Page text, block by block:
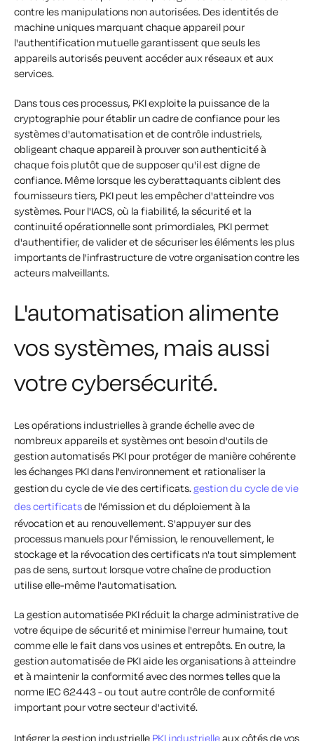
contre les manipulations non autorisées. Des identités de
machine uniques marquant chaque appareil pour
l'authentification mutuelle garantissent que seuls les
appareils autorisés peuvent accéder aux réseaux et aux
services.
Dans tous ces processus, PKI exploite la puissance de la
cryptographie pour établir un cadre de confiance pour les
systèmes d'automatisation et de contrôle industriels,
obligeant chaque appareil à prouver son authenticité à
chaque fois plutôt que de supposer qu'il est digne de
confiance. Même lorsque les cyberattaquants ciblent des
fournisseurs tiers, PKI peut les empêcher d'atteindre vos
systèmes. Pour l'IACS, où la fiabilité, la sécurité et la
continuité opérationnelle sont primordiales, PKI permet
d'authentifier, de valider et de sécuriser les éléments les plus
importants de l'infrastructure de votre organisation contre les
acteurs malveillants.
L'automatisation alimente
vos systèmes, mais aussi
votre cybersécurité.
Les opérations industrielles à grande échelle avec de
nombreux appareils et systèmes ont besoin d'outils de
gestion automatisés PKI pour protéger de manière cohérente
les échanges PKI dans l'environnement et rationaliser la
gestion du cycle de vie des certificats. gestion du cycle de vie
des certificatsde l'émission et du déploiement à la
révocation et au renouvellement. S'appuyer sur des
processus manuels pour l'émission, le renouvellement, le
stockage et la révocation des certificats n'a tout simplement
pas de sens, surtout lorsque votre chaîne de production
utilise elle-même l'automatisation.
La gestion automatisée PKI réduit la charge administrative de
votre équipe de sécurité et minimise l'erreur humaine, tout
comme elle le fait dans vos usines et entrepôts. En outre, la
gestion automatisée de PKI aide les organisations à atteindre
et à maintenir la conformité avec des normes telles que la
norme IEC 62443 - ou tout autre contrôle de conformité
important pour votre secteur d'activité.
Intégrer la gestion industrielle PKI industrielleaux côtés de vos